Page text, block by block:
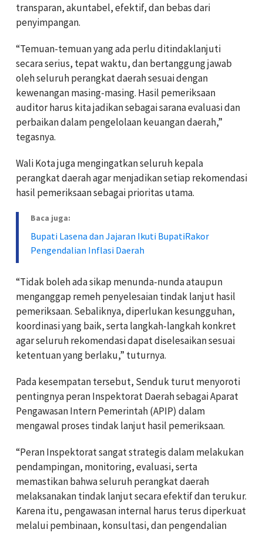
transparan, akuntabel, efektif, dan bebas dari
penyimpangan.
“Temuan-temuan yang ada perlu ditindaklanjuti
secara serius, tepat waktu, dan bertanggung jawab
oleh seluruh perangkat daerah sesuai dengan
kewenangan masing-masing. Hasil pemeriksaan
auditor harus kita jadikan sebagai sarana evaluasi dan
perbaikan dalam pengelolaan keuangan daerah,”
tegasnya.
Wali Kota juga mengingatkan seluruh kepala
perangkat daerah agar menjadikan setiap rekomendasi
hasil pemeriksaan sebagai prioritas utama.
Baca juga:
Bupati Lasena dan Jajaran Ikuti BupatiRakor
Pengendalian Inflasi Daerah
“Tidak boleh ada sikap menunda-nunda ataupun
menganggap remeh penyelesaian tindak lanjut hasil
pemeriksaan. Sebaliknya, diperlukan kesungguhan,
koordinasi yang baik, serta langkah-langkah konkret
agar seluruh rekomendasi dapat diselesaikan sesuai
ketentuan yang berlaku,” tuturnya.
Pada kesempatan tersebut, Senduk turut menyoroti
pentingnya peran Inspektorat Daerah sebagai Aparat
Pengawasan Intern Pemerintah (APIP) dalam
mengawal proses tindak lanjut hasil pemeriksaan.
“Peran Inspektorat sangat strategis dalam melakukan
pendampingan, monitoring, evaluasi, serta
memastikan bahwa seluruh perangkat daerah
melaksanakan tindak lanjut secara efektif dan terukur.
Karena itu, pengawasan internal harus terus diperkuat
melalui pembinaan, konsultasi, dan pengendalian